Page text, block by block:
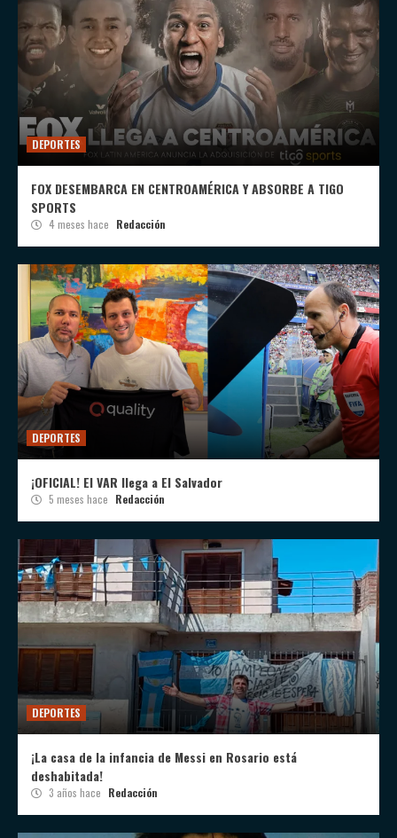
DEPORTES
FOX DESEMBARCA EN CENTROAMÉRICA Y ABSORBE A TIGO
SPORTS
4 meses hace Redacción
DEPORTES
¡OFICIAL! El VAR llega a El Salvador
5 meses hace Redacción
DEPORTES
¡La casa de la infancia de Messi en Rosario está
deshabitada!
3 años hace Redacción